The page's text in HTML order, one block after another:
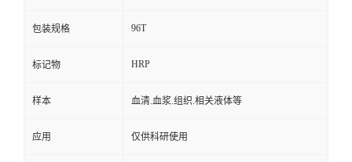
包装规格 96T
标记物 HRP
样本 血清.血浆.组织.相关液体等
应用 仅供科研使用